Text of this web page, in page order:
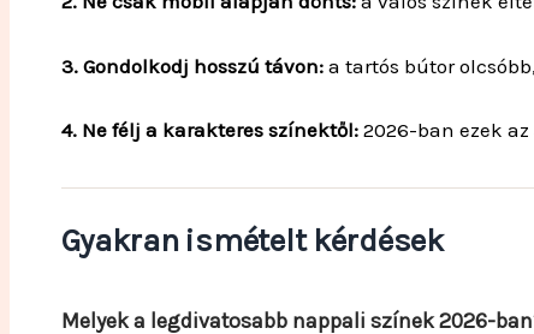
3. Gondolkodj hosszú távon:a tartós bútor
4. Ne félj a karakteres színektől:2026-ban ezek az
Gyakran ismételt kérdések
Melyek a legdivatosabb nappali színek 2026-